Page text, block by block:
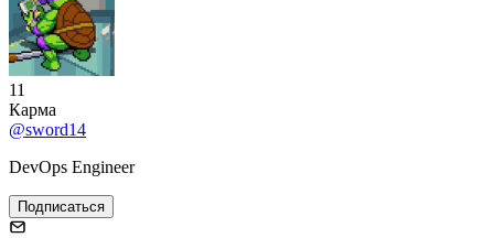
11
Карма
@sword14
DevOps Engineer
Подписаться